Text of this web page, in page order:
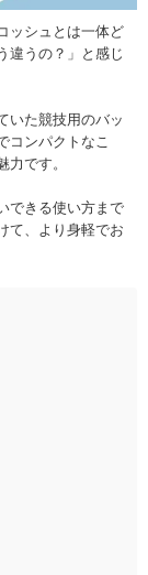
ッシュとは一体ど
違うの？」と感じ
いた競技用のバッ
コンパクトなこ
です。
できる使い方まで
て、より身軽でお